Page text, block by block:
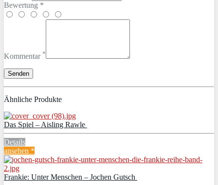
Bewertung *
Kommentar *
Ähnliche Produkte
Das Spiel – Aisling Rawle
Details
ansehen *
Frankie: Unter Menschen – Jochen Gutsch